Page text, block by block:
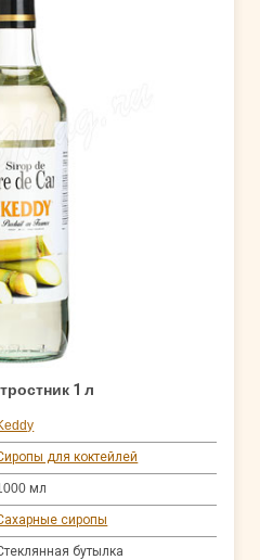
1 л
для коктейлей
мл
сиропы
бутылка